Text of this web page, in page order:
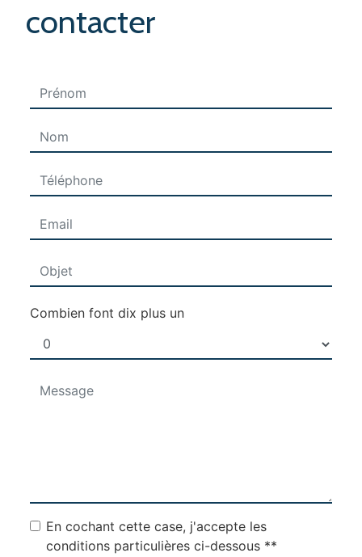
contacter
Combien font dix plus un
En cochant cette case, j'accepte les
conditions particulières ci-dessous **